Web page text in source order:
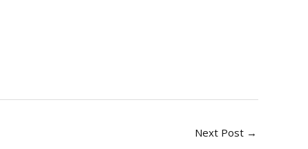
Next Post →